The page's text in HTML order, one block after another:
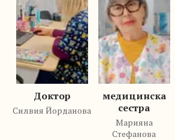
Доктор
Силвия Йорданова
медицинска
сестра
Марияна
Стефанова